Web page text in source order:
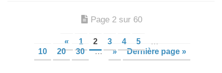
Page 2 sur 60
« 1 2 3 4 5
10
20 30 … » Dernière page »